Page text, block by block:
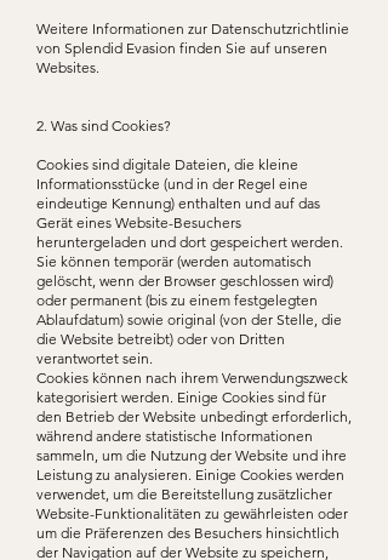
Weitere Informationen zur Datenschutzrichtlinie
von Splendid Evasion finden Sie auf unseren
Websites.
2. Was sind Cookies?
Cookies sind digitale Dateien, die kleine
Informationsstücke (und in der Regel eine
eindeutige Kennung) enthalten und auf das
Gerät eines Website-Besuchers
heruntergeladen und dort gespeichert werden.
Sie können temporär (werden automatisch
gelöscht, wenn der Browser geschlossen wird)
oder permanent (bis zu einem festgelegten
Ablaufdatum) sowie original (von der Stelle, die
die Website betreibt) oder von Dritten
verantwortet sein.
Cookies können nach ihrem Verwendungszweck
kategorisiert werden. Einige Cookies sind für
den Betrieb der Website unbedingt erforderlich,
während andere statistische Informationen
sammeln, um die Nutzung der Website und ihre
Leistung zu analysieren. Einige Cookies werden
verwendet, um die Bereitstellung zusätzlicher
Website-Funktionalitäten zu gewährleisten oder
um die Präferenzen des Besuchers hinsichtlich
der Navigation auf der Website zu speichern,